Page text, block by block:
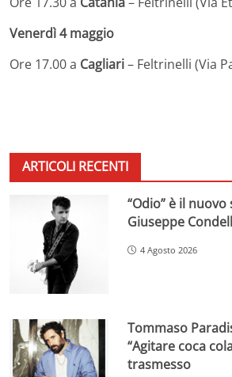
Venerdì 4 maggio
Ore 17.00 a Cagliari– Feltrinelli (Via
ARTICOLI RECENTI
“Odio” è il
Giuseppe
4 Agosto 2026
Tommaso
“Agitare coca
trasmesso